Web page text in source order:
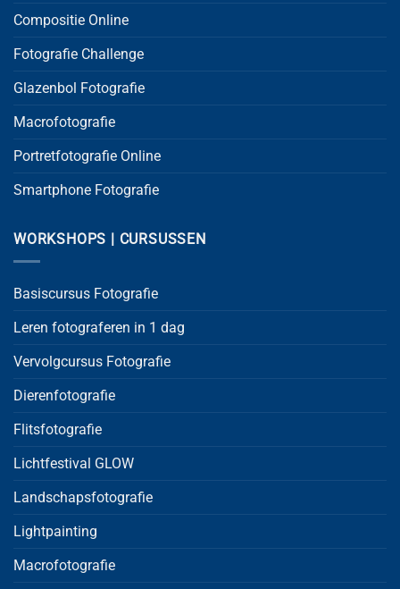
Compositie Online
Fotografie Challenge
Glazenbol Fotografie
Macrofotografie
Portretfotografie Online
Smartphone Fotografie
WORKSHOPS | CURSUSSEN
Basiscursus Fotografie
Leren fotograferen in 1 dag
Vervolgcursus Fotografie
Dierenfotografie
Flitsfotografie
Lichtfestival GLOW
Landschapsfotografie
Lightpainting
Macrofotografie